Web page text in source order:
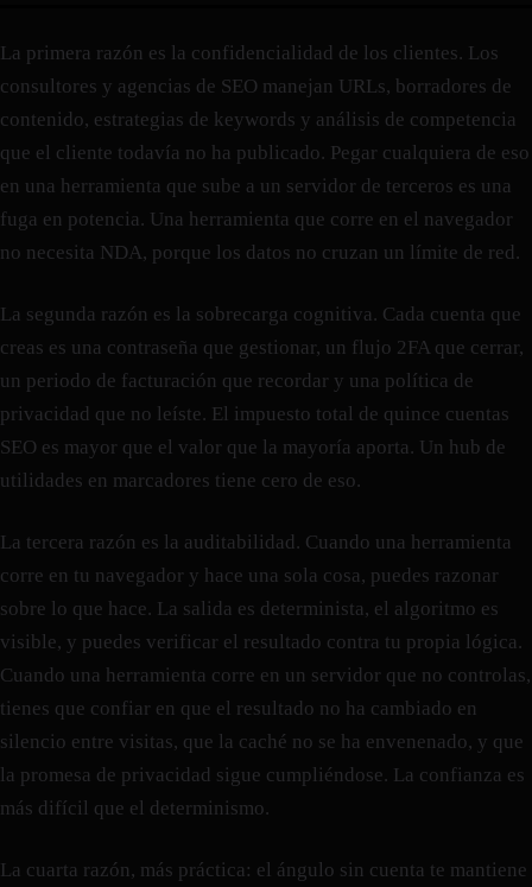
La primera razón es la confidencialidad de los clientes. Los
consultores y agencias de SEO manejan URLs, borradores de
contenido, estrategias de keywords y análisis de competencia
que el cliente todavía no ha publicado. Pegar cualquiera de eso
en una herramienta que sube a un servidor de terceros es una
fuga en potencia. Una herramienta que corre en el navegador
no necesita NDA, porque los datos no cruzan un límite de red.
La segunda razón es la sobrecarga cognitiva. Cada cuenta que
creas es una contraseña que gestionar, un flujo 2FA que cerrar,
un periodo de facturación que recordar y una política de
privacidad que no leíste. El impuesto total de quince cuentas
SEO es mayor que el valor que la mayoría aporta. Un hub de
utilidades en marcadores tiene cero de eso.
La tercera razón es la auditabilidad. Cuando una herramienta
corre en tu navegador y hace una sola cosa, puedes razonar
sobre lo que hace. La salida es determinista, el algoritmo es
visible, y puedes verificar el resultado contra tu propia lógica.
Cuando una herramienta corre en un servidor que no controlas,
tienes que confiar en que el resultado no ha cambiado en
silencio entre visitas, que la caché no se ha envenenado, y que
la promesa de privacidad sigue cumpliéndose. La confianza es
más difícil que el determinismo.
La cuarta razón, más práctica: el ángulo sin cuenta te mantiene